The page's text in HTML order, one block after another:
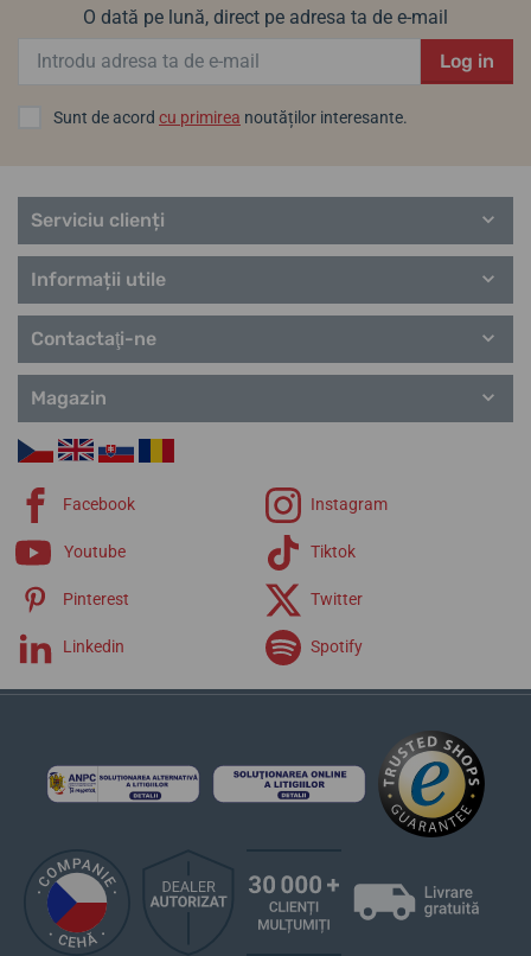
O dată pe lună, direct pe adresa ta de e-mail
Log in
Sunt de acord cu primirea noutăților interesante.
Serviciu clienți
Informații utile
Contactaţi-ne
Magazin
Facebook Instagram
Youtube Tiktok
Pinterest Twitter
Linkedin Spotify